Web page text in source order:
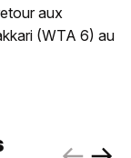
aux
(WTA 6) au